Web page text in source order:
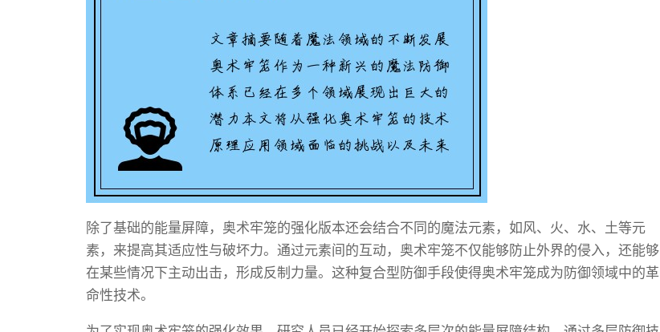
除了基础的能量屏障，奥术牢笼的强化版本还会结合不同的魔法元素，如风、火、水、土等元
素，来提高其适应性与破坏力。通过元素间的互动，奥术牢笼不仅能够防止外界的侵入，还能够
在某些情况下主动出击，形成反制力量。这种复合型防御手段使得奥术牢笼成为防御领域中的革
命性技术。